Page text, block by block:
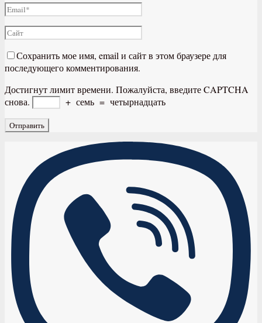
Сохранить мое имя, email и сайт в этом браузере для
последующего комментирования.
Достигнут лимит времени. Пожалуйста, введите CAPTCHA
снова.
+ семь = четырнадцать